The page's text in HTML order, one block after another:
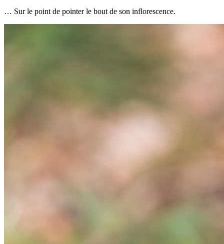
… Sur le point de pointer le bout de son inflorescence.